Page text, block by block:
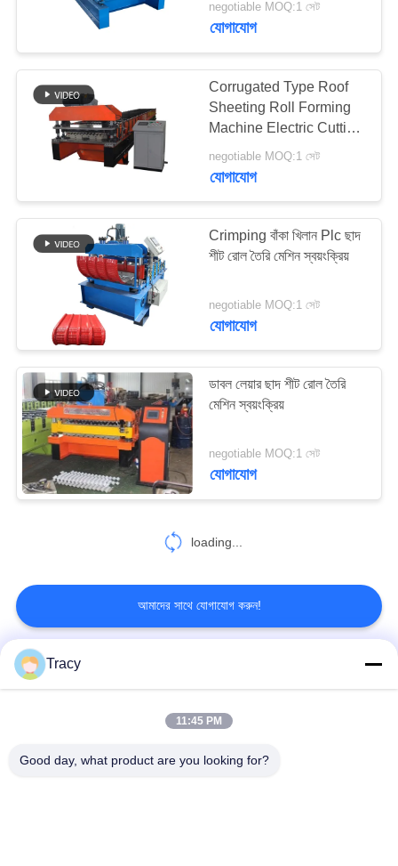
negotiable MOQ:1 সেট
যোগাযোগ
Corrugated Type Roof
Sheeting Roll Forming
Machine Electric Cutting
15-30m/Min
negotiable MOQ:1 সেট
যোগাযোগ
Crimping বাঁকা খিলান Plc ছাদ
শীট রোল তৈরি মেশিন স্বয়ংক্রিয়
negotiable MOQ:1 সেট
যোগাযোগ
ডাবল লেয়ার ছাদ শীট রোল তৈরি
মেশিন স্বয়ংক্রিয়
negotiable MOQ:1 সেট
যোগাযোগ
loading...
আমাদের সাথে যোগাযোগ করুন!
মেশিন
Tracy
11:45 PM
Good day, what product are you looking for?